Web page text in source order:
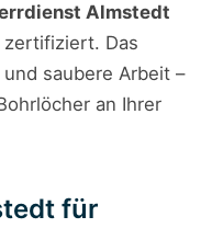
Almstedt
Das
saubere Arbeit –
an Ihrer
für